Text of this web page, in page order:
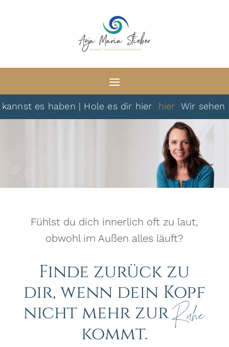
haben | Hole es dir hier hier Wir sehen uns
Fühlst du dich innerlich oft zu laut,
obwohl im Außen alles läuft?
Finde zurück zu
dir, wenn dein Kopf
nicht mehr zurRuhe
kommt.